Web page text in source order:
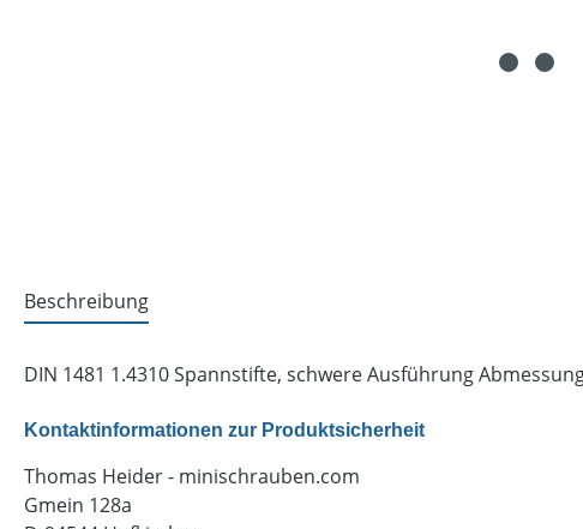
Beschreibung
DIN 1481 1.4310 Spannstifte, schwere Ausführung
Kontaktinformationen zur Produktsicherheit
Thomas Heider - minischrauben.com
Gmein 128a